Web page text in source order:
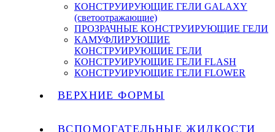
КОНСТРУИРУЮЩИЕ ГЕЛИ GALAXY
(светоотражающие)
ПРОЗРАЧНЫЕ КОНСТРУИРУЮЩИЕ ГЕЛИ
КАМУФЛИРУЮЩИЕ
КОНСТРУИРУЮЩИЕ ГЕЛИ
КОНСТРУИРУЮЩИЕ ГЕЛИ FLASH
КОНСТРУИРУЮЩИЕ ГЕЛИ FLOWER
ВЕРХНИЕ ФОРМЫ
ВСПОМОГАТЕЛЬНЫЕ ЖИДКОСТИ